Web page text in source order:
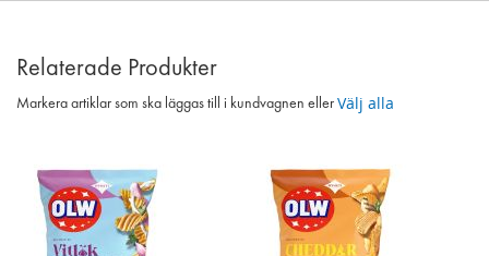
Relaterade Produkter
Markera artiklar som ska läggas till i kundvagnen eller Välj alla